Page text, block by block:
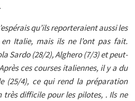
qu’ils reporteraient aussi les
en Italie, mais ils ne l’ont pas fait.
Sardo (28/2), Alghero (7/3) et peut-
ces courses italiennes, il y a du
(25/4), ce qui rend la préparation
très difficile pour les pilotes, . Ils ne